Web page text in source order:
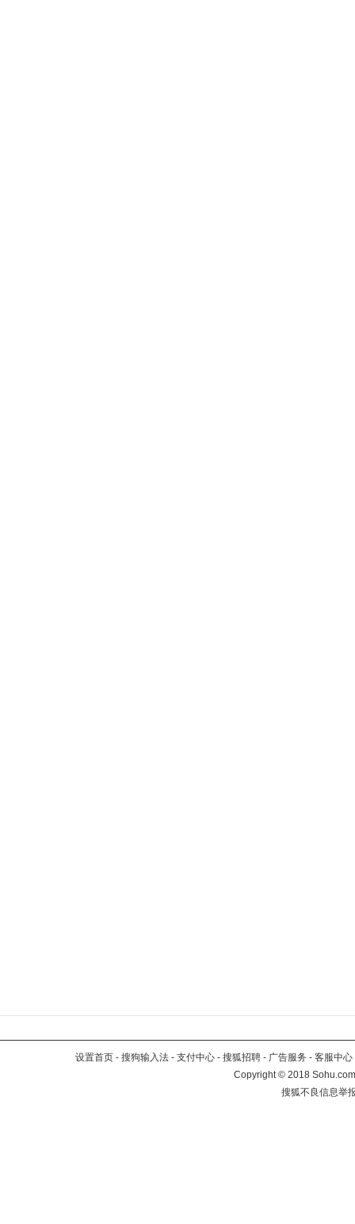
设置首页 - 搜狗输入法 - 支付中心 - 搜狐招聘 - 广告服务 - 客服中心
Copyright©2018
搜狐不良信息举